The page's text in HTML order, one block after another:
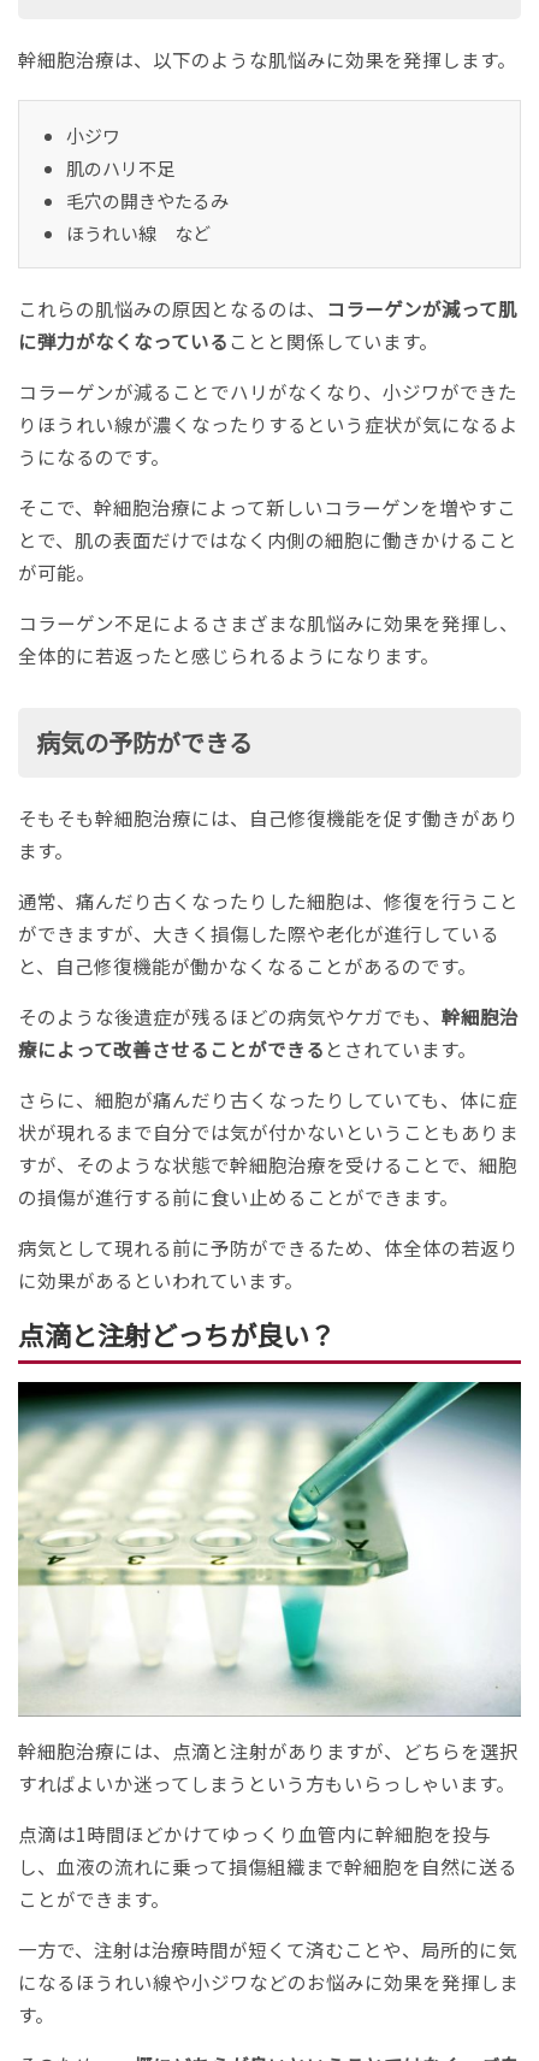
幹細胞治療は、以下のような肌悩みに効果を発揮します。
小ジワ
肌のハリ不足
毛穴の開きやたるみ
ほうれい線 など
これらの肌悩みの原因となるのは、 コラーゲンが減って肌
に弾力がなくなっている ことと関係しています。
コラーゲンが減ることでハリがなくなり、小ジワができた
りほうれい線が濃くなったりするという症状が気になるよ
うになるのです。
そこで、幹細胞治療によって新しいコラーゲンを増やすこ
とで、肌の表面だけではなく内側の細胞に働きかけること
が可能。
コラーゲン不足によるさまざまな肌悩みに効果を発揮し、
全体的に若返ったと感じられるようになります。
病気の予防ができる
そもそも幹細胞治療には、自己修復機能を促す働きがあり
ます。
通常、痛んだり古くなったりした細胞は、修復を行うこと
ができますが、大きく損傷した際や老化が進行している
と、自己修復機能が働かなくなることがあるのです。
そのような後遺症が残るほどの病気やケガでも、 幹細胞治
療によって改善させることができる とされています。
さらに、細胞が痛んだり古くなったりしていても、体に症
状が現れるまで自分では気が付かないということもありま
すが、そのような状態で幹細胞治療を受けることで、細胞
の損傷が進行する前に食い止めることができます。
病気として現れる前に予防ができるため、体全体の若返り
に効果があるといわれています。
点滴と注射どっちが良い？
幹細胞治療には、点滴と注射がありますが、どちらを選択
すればよいか迷ってしまうという方もいらっしゃいます。
点滴は1時間ほどかけてゆっくり血管内に幹細胞を投与
し、血液の流れに乗って損傷組織まで幹細胞を自然に送る
ことができます。
一方で、注射は治療時間が短くて済むことや、局所的に気
になるほうれい線や小ジワなどのお悩みに効果を発揮しま
す。